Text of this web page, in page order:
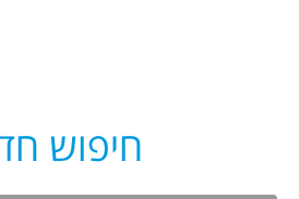
חיפוש